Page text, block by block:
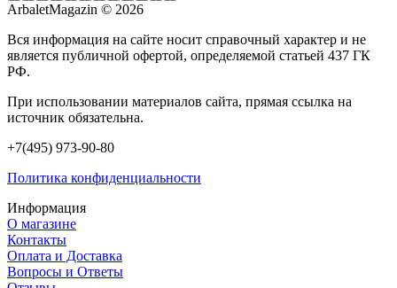
ArbaletMagazin © 2026
Вся информация на сайте носит справочный характер и не
является публичной офертой, определяемой статьей 437 ГК
РФ.
При использовании материалов сайта, прямая ссылка на
источник обязательна.
+7(495) 973-90-80
Политика конфиденциальности
Информация
О магазине
Контакты
Оплата и Доставка
Вопросы и Ответы